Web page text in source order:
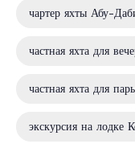
чартер яхты Абу-
частная яхта для
частная яхта для
экскурсия на лодке